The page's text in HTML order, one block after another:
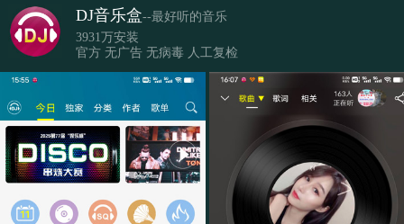
DJ音乐盒--最好听的音乐
3931万安装
官方 无广告 无病毒 人工复检